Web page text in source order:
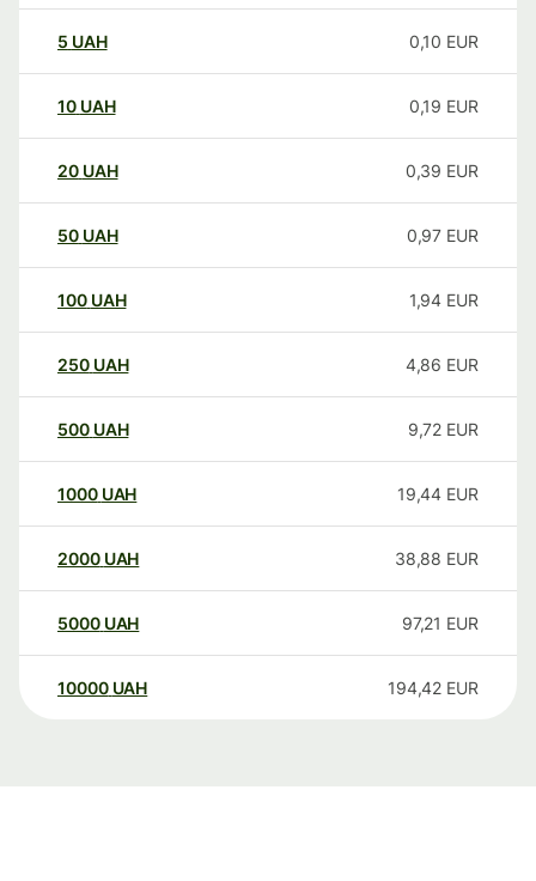
5 UAH 0,10 EUR
10 UAH 0,19 EUR
20 UAH 0,39 EUR
50 UAH 0,97 EUR
100 UAH 1,94 EUR
250 UAH 4,86 EUR
500 UAH 9,72 EUR
1000 UAH 19,44 EUR
2000 UAH 38,88 EUR
5000 UAH 97,21 EUR
10000 UAH 194,42 EUR